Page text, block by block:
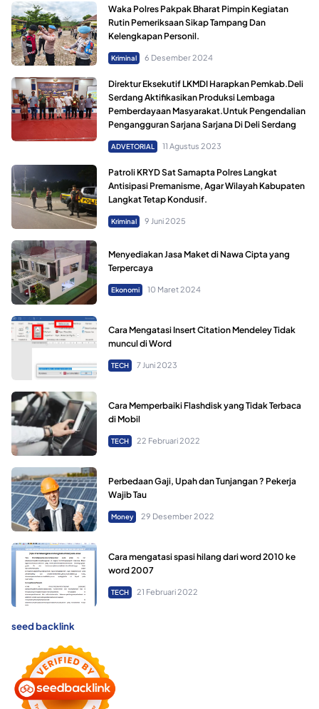
Waka Polres Pakpak Bharat Pimpin Kegiatan
Rutin Pemeriksaan Sikap Tampang Dan
Kelengkapan Personil.
Kriminal 6 Desember 2024
Direktur Eksekutif LKMDI Harapkan Pemkab.Deli
Serdang Aktifikasikan Produksi Lembaga
Pemberdayaan Masyarakat.Untuk Pengendalian
Pengangguran Sarjana Sarjana Di Deli Serdang
ADVETORIAL 11 Agustus 2023
Patroli KRYD Sat Samapta Polres Langkat
Antisipasi Premanisme, Agar Wilayah Kabupaten
Langkat Tetap Kondusif.
Kriminal 9 Juni 2025
Menyediakan Jasa Maket di Nawa Cipta yang
Terpercaya
Ekonomi 10 Maret 2024
Cara Mengatasi Insert Citation Mendeley Tidak
muncul di Word
TECH 7 Juni 2023
Cara Memperbaiki Flashdisk yang Tidak Terbaca
di Mobil
TECH 22 Februari 2022
Perbedaan Gaji, Upah dan Tunjangan ? Pekerja
Wajib Tau
Money 29 Desember 2022
Cara mengatasi spasi hilang dari word 2010 ke
word 2007
TECH 21 Februari 2022
seed backlink